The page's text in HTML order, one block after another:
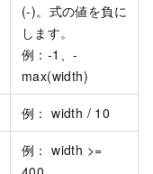
(-)。式の値を負に
します。
例：-1、-
max(width)
例： width / 10
例： width >=